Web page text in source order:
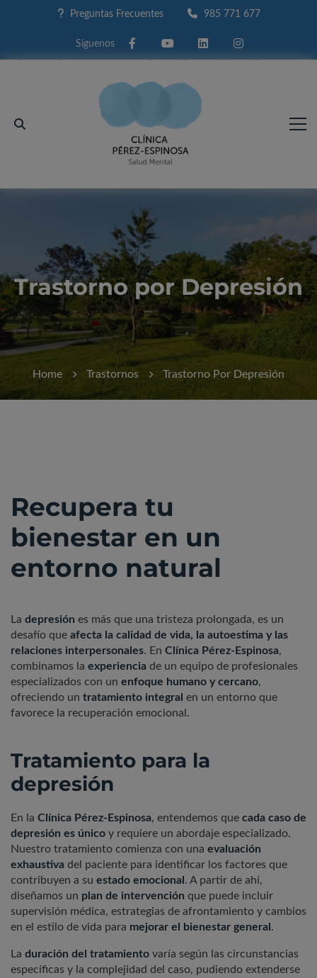
Preguntas Frecuentes 985 771 677
FacebookYoutube LinkedinInstagram
Trastorno por Depresión
Home Trastornos Trastorno Por Depresión
Recupera tu
bienestar en un
entorno natural
La depresión es más que una tristeza prolongada, es un
desafío que afecta la calidad de vida, la autoestima y las
relaciones interpersonales. En Clínica Pérez-Espinosa,
combinamos la experiencia de un equipo de profesionales
especializados con un enfoque humano y cercano,
ofreciendo un tratamiento integral en un entorno que
favorece la recuperación emocional.
Tratamiento para la
depresión
En la Clínica Pérez-Espinosa, entendemos que cada caso de
depresión es único y requiere un abordaje especializado.
Nuestro tratamiento comienza con una evaluación
exhaustiva del paciente para identificar los factores que
contribuyen a su estado emocional . A partir de ahí,
diseñamos un plan de intervención que puede incluir
supervisión médica, estrategias de afrontamiento y cambios
en el estilo de vida para mejorar el bienestar general .
La duración del tratamiento varía según las circunstancias
específicas y la complejidad del caso, pudiendo extenderse